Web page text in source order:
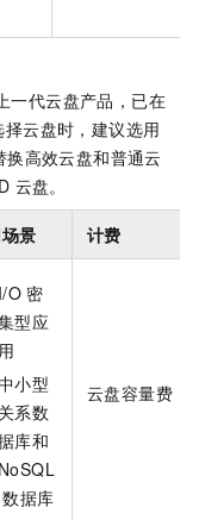
一代云盘产品，已在
云盘时，建议选用
换高效云盘和普通云
云盘。
景 计费
I/O 密
型应
用
小型
关系数
库和
NoSQL
数据库
云盘容量费